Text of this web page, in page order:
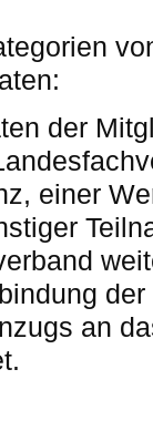
der
einer
an